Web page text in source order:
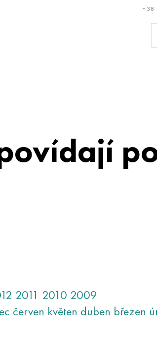
+38
Bronz, měď,
2011 2010 2009
červen květen duben březen